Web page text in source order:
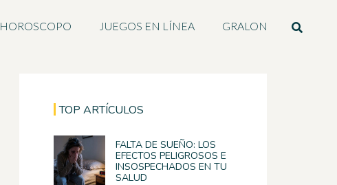
HOROSCOPO JUEGOS EN LÍNEA GRALON
TOP ARTÍCULOS
FALTA DE SUEÑO: LOS
EFECTOS PELIGROSOS E
INSOSPECHADOS EN TU
SALUD